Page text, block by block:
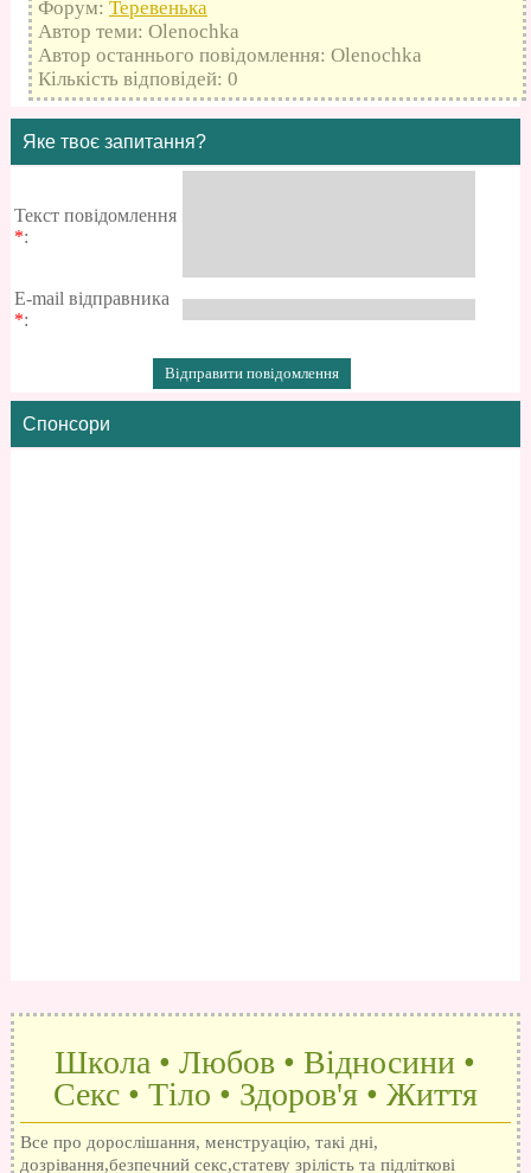
Форум: Теревенька
Автор теми: Olenochka
Автор останнього повідомлення: Olenochka
Кількість відповідей: 0
Яке твоє запитання?
Текст повідомлення
*:
E-mail відправника
*:
Спонсори
Школа • Любов • Відносини •
Секс • Тіло • Здоров'я • Життя
Все про дорослішання, менструацію, такі дні,
дозрівання,безпечний секс,статеву зрілість та підліткові